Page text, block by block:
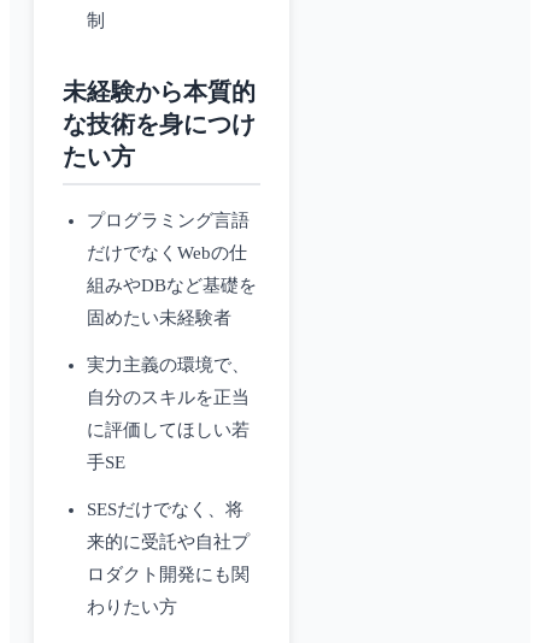
制
未経験から本質的
な技術を身につけ
たい方
プログラミング言語
だけでなくWebの仕
組みやDBなど基礎を
固めたい未経験者
実力主義の環境で、
自分のスキルを正当
に評価してほしい若
手SE
SESだけでなく、将
来的に受託や自社プ
ロダクト開発にも関
わりたい方